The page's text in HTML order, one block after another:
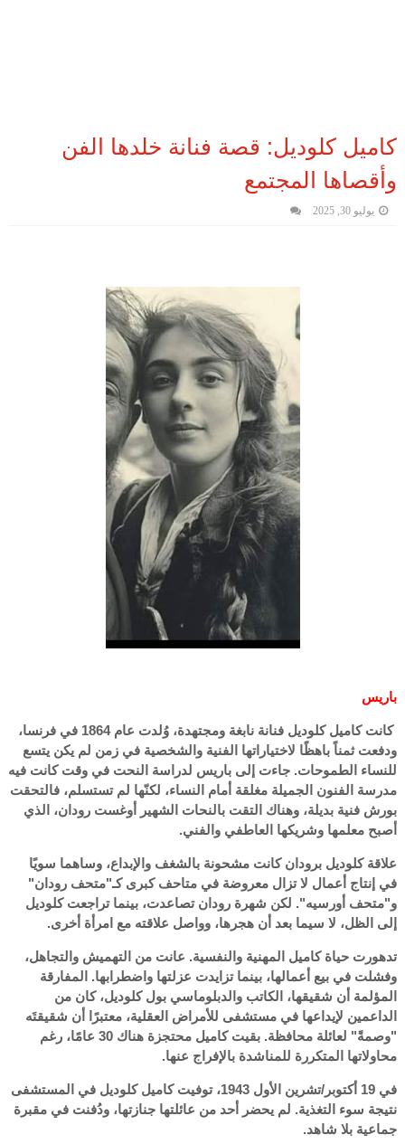
كاميل كلوديل: قصة فنانة خلدها الفن
وأقصاها المجتمع
يوليو 30, 2025
باريس
كانت كاميل كلوديل فنانة نابغة ومجتهدة، وُلدت عام 1864 في فرنسا،
ودفعت ثمناً باهظًا لاختياراتها الفنية والشخصية في زمن لم يكن يتسع
للنساء الطموحات. جاءت إلى باريس لدراسة النحت في وقت كانت فيه
مدرسة الفنون الجميلة مغلقة أمام النساء، لكنّها لم تستسلم، فالتحقت
بورش فنية بديلة، وهناك التقت بالنحات الشهير أوغست رودان، الذي
أصبح معلمها وشريكها العاطفي والفني.
علاقة كلوديل برودان كانت مشحونة بالشغف والإبداع، وساهما سويًا
في إنتاج أعمال لا تزال معروضة في متاحف كبرى كـ"متحف رودان"
و"متحف أورسيه". لكن شهرة رودان تصاعدت، بينما تراجعت كلوديل
إلى الظل، لا سيما بعد أن هجرها، وواصل علاقته مع امرأة أخرى.
تدهورت حياة كاميل المهنية والنفسية. عانت من التهميش والتجاهل،
وفشلت في بيع أعمالها، بينما تزايدت عزلتها واضطرابها. المفارقة
المؤلمة أن شقيقها، الكاتب والدبلوماسي بول كلوديل، كان من
الداعمين لإيداعها في مستشفى للأمراض العقلية، معتبرًا أن شقيقتَه
"وصمةً" لعائلة محافظة. بقيت كاميل محتجزة هناك 30 عامًا، رغم
محاولاتها المتكررة للمناشدة بالإفراج عنها.
في 19 أكتوبر/تشرين الأول 1943، توفيت كاميل كلوديل في المستشفى
نتيجة سوء التغذية. لم يحضر أحد من عائلتها جنازتها، ودُفنت في مقبرة
جماعية بلا شاهد.